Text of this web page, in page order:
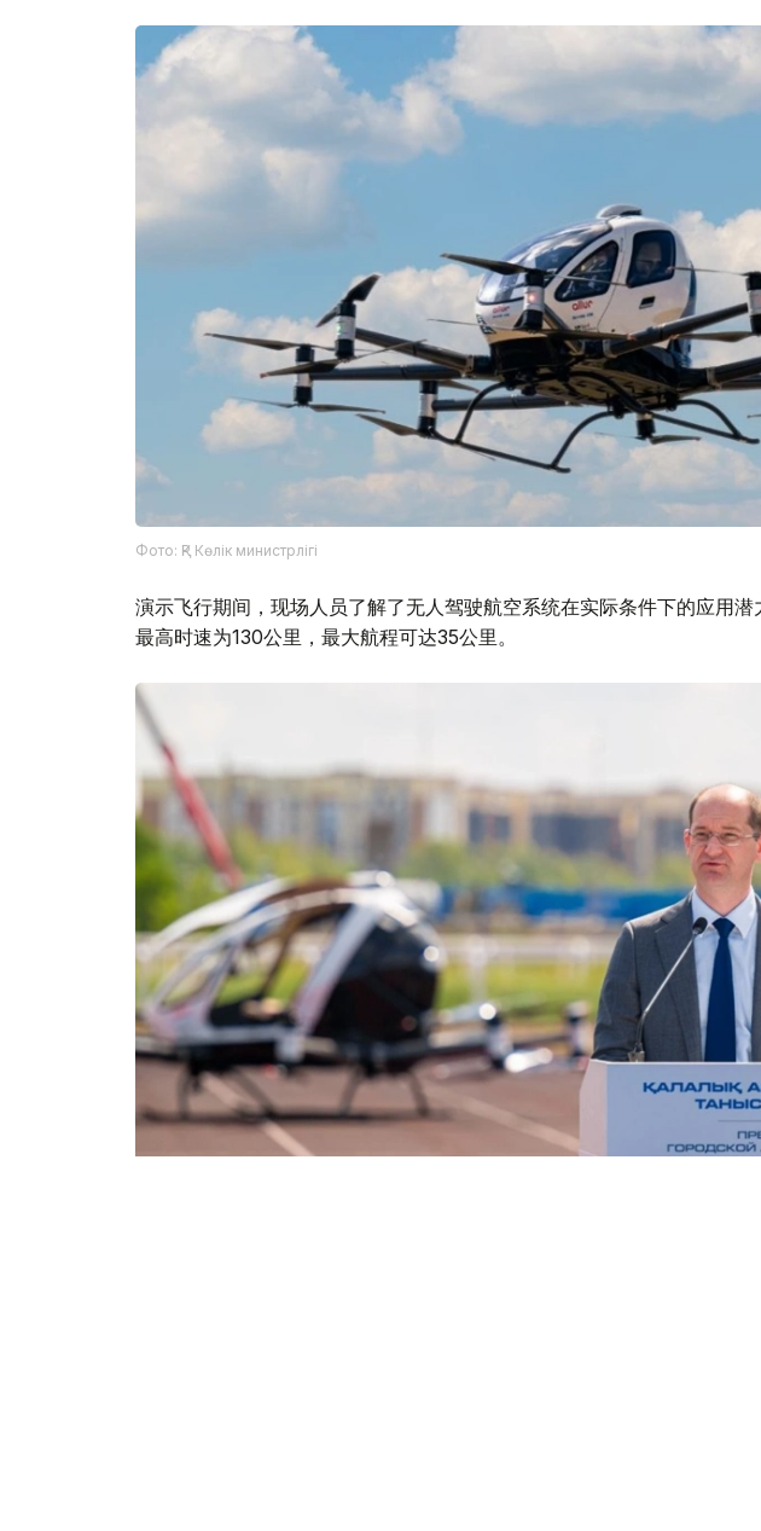
Фото: ҚР Көлік министрлігі
演示飞行期间，现场人员了解了无人驾驶航空系统在实际条件下的应用潜
最高时速为130公里，最大航程可达35公里。